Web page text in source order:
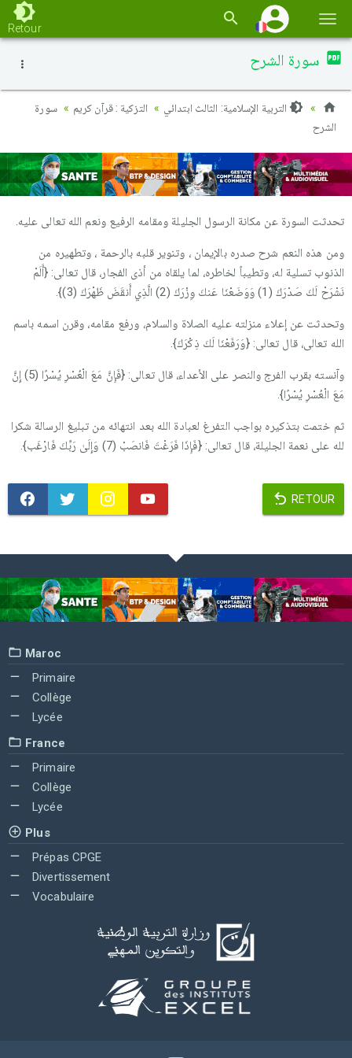
la
Retour
سورة الشرح
التربية الإسلامية: الثالث ابتدائي التزكية : قرآن كريم
سورة
الشرح
تحدثت السورة عن مكانة الرسول الجليلة ومقامه الرفيع ونعم الله تعالى عليه.
ومن هذه النعم شرح صدره بالإيمان ، وتنوير قلبه بالرحمة ، وتطهيره من
الذنوب تسلية له، وتطيباً لخاطره، لما يلقاه من أذى الفجار، قال تعالى: {أَلَمْ
نَشْرَحْ لَكَ صَدْرَكَ (1) وَوَضَعْنَا عَنكَ وِزْرَكَ (2) الَّذِي أَنقَضَ ظَهْرَكَ (3)}.
وتحدثت عن إعلاء منزلته عليه الصلاة والسلام، ورفع مقامه، وقرن اسمه باسم
الله تعالى، قال تعالى: {وَرَفَعْنَا لَكَ ذِكْرَكَ}.
وآنسته بقرب الفرج والنصر على الأعداء، قال تعالى: {فَإِنَّ مَعَ الْعُسْرِ يُسْرًا (5) إِنَّ
مَعَ الْعُسْرِ يُسْرًا}.
ثم ختمت بتذكيره بواجب التفرغ لعبادة الله بعد انتهائه من تبليغ الرسالة شكرا
لله على نعمة الجليلة، قال تعالى: {فَإِذَا فَرَغْتَ فَانصَبْ (7) وَإِلَىٰ رَبِّكَ فَارْغَب}.
RETOUR
Maroc
Primaire
Collège
Lycée
France
Primaire
Collège
Lycée
Plus
Prépas CPGE
Divertissement
Vocabulaire